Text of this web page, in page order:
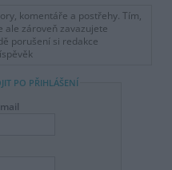
komentáře a postřehy. Tím,
ale zároveň zavazujete
porušení si redakce
PO PŘIHLÁŠENÍ